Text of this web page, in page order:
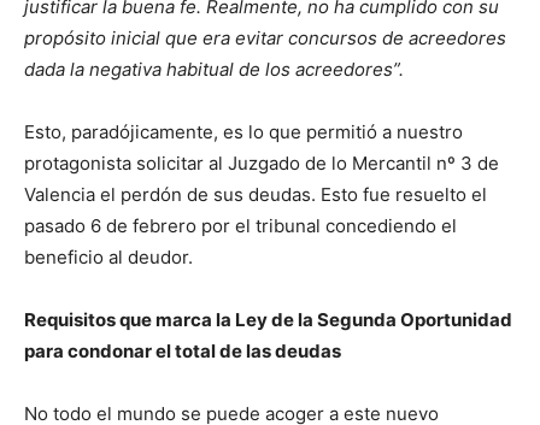
justificar la buena fe. Realmente, no ha cumplido con su
propósito inicial que era evitar concursos de acreedores
dada la negativa habitual de los acreedores”.
Esto, paradójicamente, es lo que permitió a nuestro
protagonista solicitar al Juzgado de lo Mercantil nº 3 de
Valencia el perdón de sus deudas. Esto fue resuelto el
pasado 6 de febrero por el tribunal concediendo el
beneficio al deudor.
Requisitos que marca la Ley de la Segunda Oportunidad
para condonar el total de las deudas
No todo el mundo se puede acoger a este nuevo